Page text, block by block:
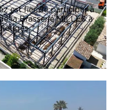
est fier de participer à
la Brasserie MILLES à